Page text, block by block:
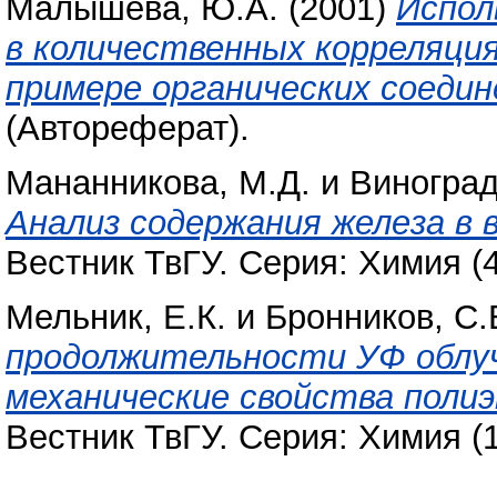
Малышева, Ю.А. (2001)
в количественных
примере органических
(Автореферат).
Мананникова, М.Д. и
Анализ содержания железа в
Вестник ТвГУ. Серия: Химия
Мельник, Е.К. и Бронников,
продолжительности УФ
механические свойства
Вестник ТвГУ. Серия: Химия